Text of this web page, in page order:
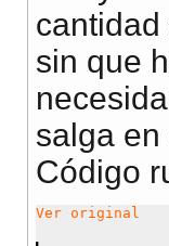
sin que
salga
Código
Ver original